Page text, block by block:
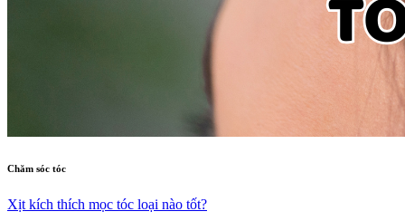
Chăm sóc tóc
Xịt kích thích mọc tóc loại nào tốt?